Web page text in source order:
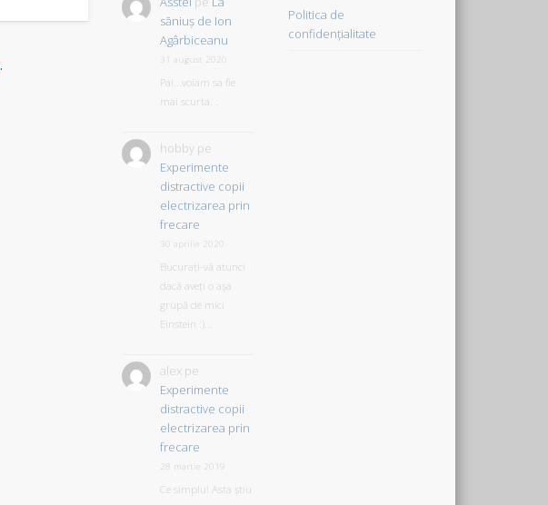
.
săniuş de Ion
Agârbiceanu
31 august 2020
Pai...voiam sa fie
mai scurta. .
hobbype
Experimente
distractive copii
electrizarea prin
frecare
30 aprilie 2020
Bucurați-vă atunci
dacă aveți o așa
grupă de mici
Einstein :)...
alexpe
Experimente
distractive copii
electrizarea prin
frecare
28 martie 2019
Ce simplu! Asta știu
Politica de
confidențialitate